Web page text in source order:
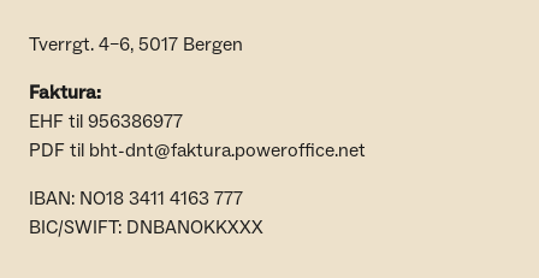
Tverrgt. 4–6, 5017 Bergen
Faktura:
EHF til 956386977
PDF til bht-dnt@faktura.poweroffice.net
IBAN: NO18 3411 4163 777
BIC/SWIFT: DNBANOKKXXX